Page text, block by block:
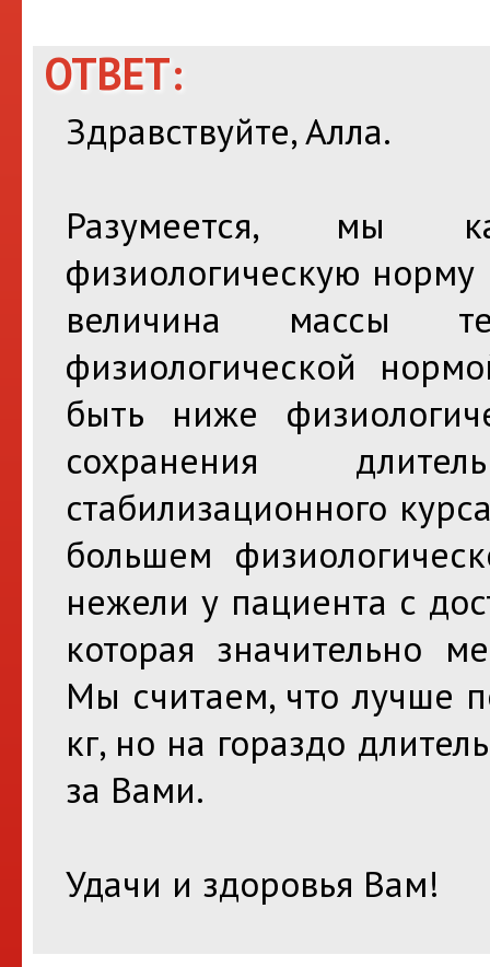
ОТВЕТ:
Здравствуйте, Алла.
Разумеется, мы
физиологическую
величина массы
физиологической
быть ниже
сохранения
стабилизационного
большем
нежели у пациента с
которая значительно
Мы считаем, что лучше
кг, но на гораздо
за Вами.
Удачи и здоровья Вам!